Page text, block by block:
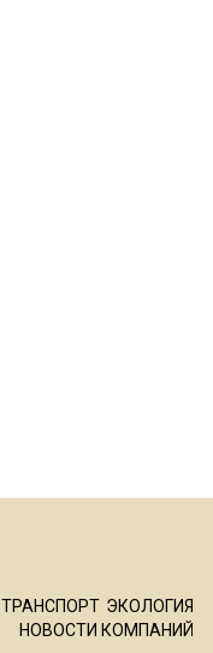
ТРАНСПОРТ ЭКОЛОГИЯ
НОВОСТИ КОМПАНИЙ